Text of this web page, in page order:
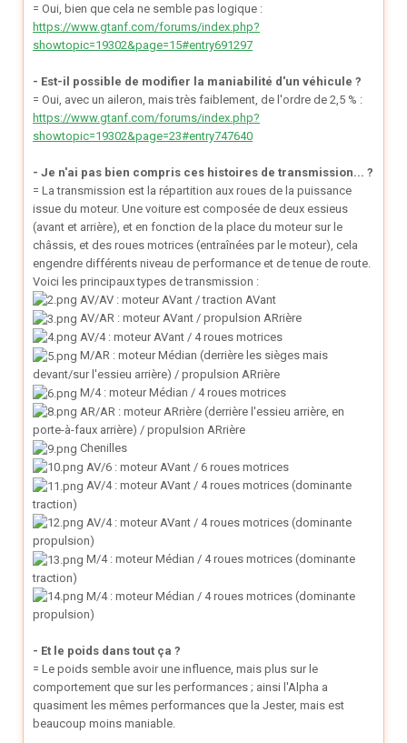
= Oui, bien que cela ne semble pas logique :
https://www.gtanf.com/forums/index.php?
showtopic=19302&page=15#entry691297
- Est-il possible de modifier la maniabilité d'un véhicule ?
= Oui, avec un aileron, mais très faiblement, de l'ordre de 2,5 % :
https://www.gtanf.com/forums/index.php?
showtopic=19302&page=23#entry747640
- Je n'ai pas bien compris ces histoires de transmission... ?
= La transmission est la répartition aux roues de la puissance
issue du moteur. Une voiture est composée de deux essieus
(avant et arrière), et en fonction de la place du moteur sur le
châssis, et des roues motrices (entraînées par le moteur), cela
engendre différents niveau de performance et de tenue de route.
Voici les principaux types de transmission :
AV/AV : moteur AVant / traction AVant
AV/AR : moteur AVant / propulsion ARrière
AV/4 : moteur AVant / 4 roues motrices
M/AR : moteur Médian (derrière les sièges mais
devant/sur l'essieu arrière) / propulsion ARrière
M/4 : moteur Médian / 4 roues motrices
AR/AR : moteur ARrière (derrière l'essieu arrière, en
porte-à-faux arrière) / propulsion ARrière
Chenilles
AV/6 : moteur AVant / 6 roues motrices
AV/4 : moteur AVant / 4 roues motrices (dominante
traction)
AV/4 : moteur AVant / 4 roues motrices (dominante
propulsion)
M/4 : moteur Médian / 4 roues motrices (dominante
traction)
M/4 : moteur Médian / 4 roues motrices (dominante
propulsion)
- Et le poids dans tout ça ?
= Le poids semble avoir une influence, mais plus sur le
comportement que sur les performances ; ainsi l'Alpha a
quasiment les mêmes performances que la Jester, mais est
beaucoup moins maniable.